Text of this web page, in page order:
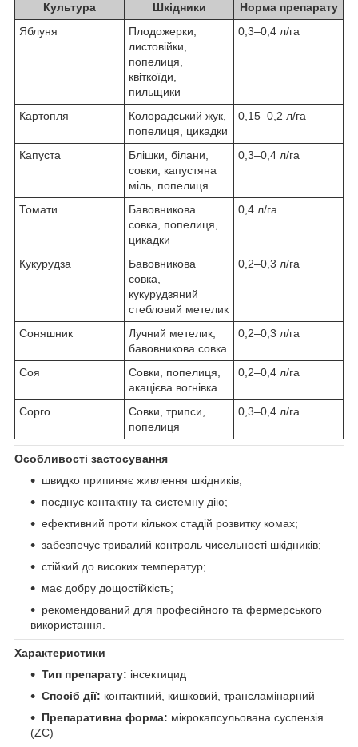
Культура Шкідники
Норма препарату
Яблуня
Плодожерки,
листовійки,
попелиця,
квіткоїди,
пильщики
0,3–0,4 л/га
Картопля
Колорадський жук,
попелиця, цикадки
0,15–0,2 л/га
Капуста
Блішки, білани,
совки, капустяна
міль, попелиця
0,3–0,4 л/га
Томати
Бавовникова
совка, попелиця,
цикадки
0,4 л/га
Кукурудза
Бавовникова
совка,
кукурудзяний
стебловий метелик
0,2–0,3 л/га
Соняшник
Лучний метелик,
бавовникова совка
0,2–0,3 л/га
Соя
Совки, попелиця,
акацієва вогнівка
0,2–0,4 л/га
Сорго
Совки, трипси,
попелиця
0,3–0,4 л/га
Особливості застосування
швидко припиняє живлення шкідників;
поєднує контактну та системну дію;
ефективний проти кількох стадій розвитку комах;
забезпечує тривалий контроль чисельності шкідників;
стійкий до високих температур;
має добру дощостійкість;
рекомендований для професійного та фермерського
використання.
Характеристики
Тип препарату: інсектицид
Спосіб дії: контактний, кишковий, трансламінарний
Препаративна форма: мікрокапсульована суспензія
(ZC)